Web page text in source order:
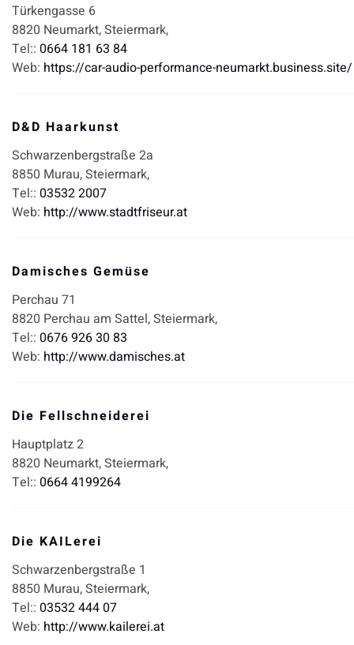
Türkengasse 6
8820 Neumarkt,Steiermark,
Tel:: 0664 181 63 84
Web: https://car-audio-performance-neumarkt.business.site/
D&D Haarkunst
Schwarzenbergstraße 2a
8850 Murau,Steiermark,
Tel:: 03532 2007
Web: http://www.stadtfriseur.at
Damisches Gemüse
Perchau 71
8820 Perchau am Sattel,Steiermark,
Tel:: 0676 926 30 83
Web: http://www.damisches.at
Die Fellschneiderei
Hauptplatz 2
8820 Neumarkt,Steiermark,
Tel:: 0664 4199264
Die KAILerei
Schwarzenbergstraße 1
8850 Murau,Steiermark,
Tel:: 03532 444 07
Web: http://www.kailerei.at